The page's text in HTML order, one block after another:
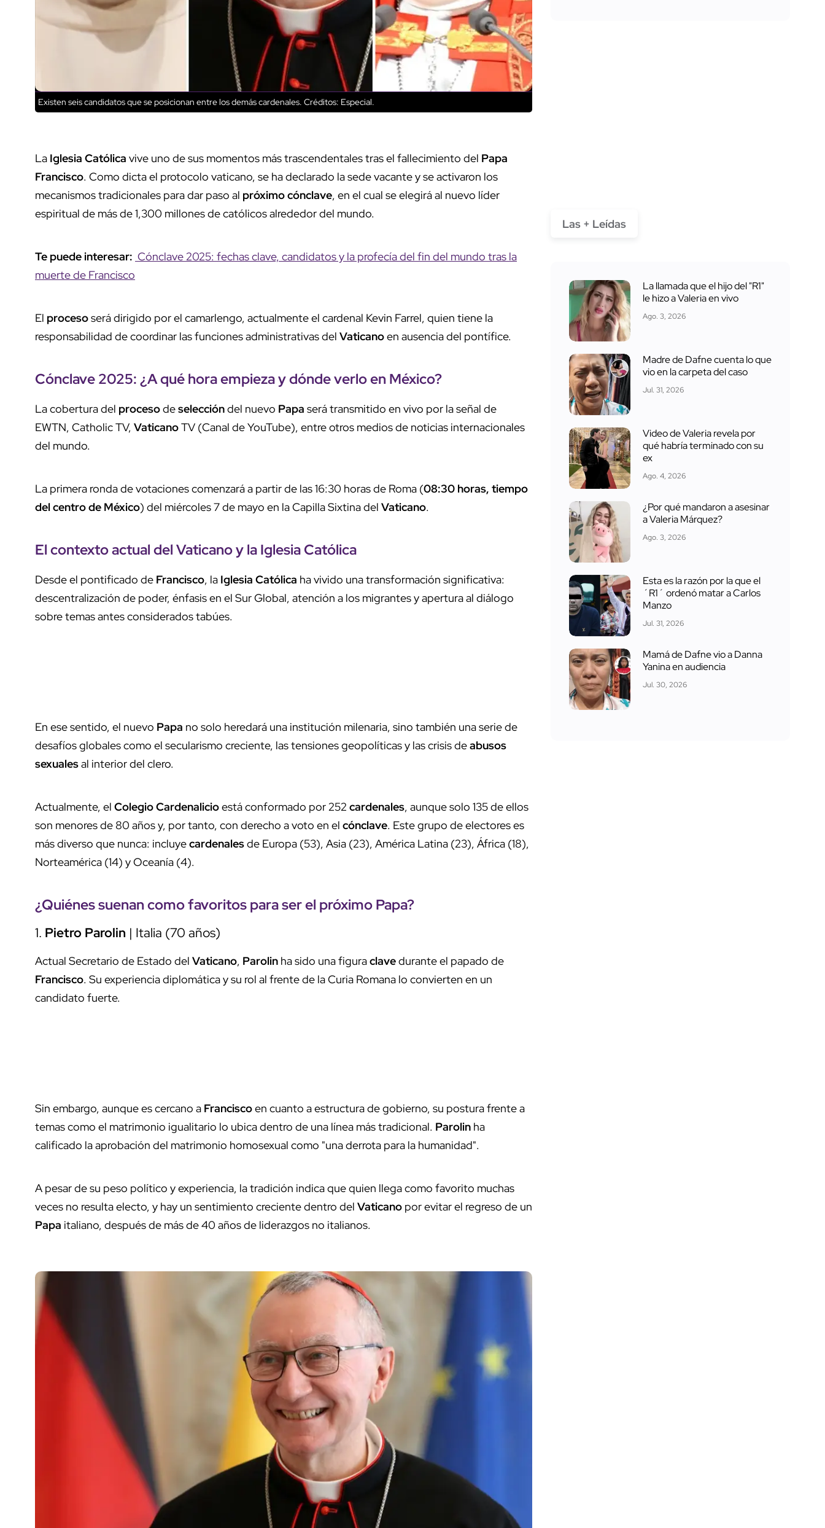
Existen seis candidatos que se posicionan entre los demás cardenales. Créditos: Especial.
La Iglesia Católica vive uno de sus momentos más trascendentales tras el fallecimiento del Papa
Francisco. Como dicta el protocolo vaticano, se ha declarado la sede vacante y se activaron los
mecanismos tradicionales para dar paso al próximocónclave, en el cual se elegirá al nuevo líder
espiritual de más de 1,300 millones de católicos alrededor del mundo.
Te puede interesar: Cónclave 2025: fechas clave, candidatos y la profecía del fin del mundo tras la
muerte de Francisco
El procesoserá dirigido por el camarlengo, actualmente el cardenal Kevin Farrel, quien tiene la
responsabilidad de coordinar las funciones administrativas del Vaticanoen ausencia del pontífice.
Cónclave2025: ¿A qué hora empieza y dónde verlo en México?
La cobertura del procesodeseleccióndel nuevo Papa será transmitido en vivo por la señal de
EWTN, Catholic TV, VaticanoTV (Canal de YouTube), entre otros medios de noticias internacionales
del mundo.
La primera ronda de votaciones comenzará a partir de las 16:30 horas de Roma (08:30 horas, tiempo
del centro de México) del miércoles 7 de mayo en la Capilla Sixtina del Vaticano.
El contexto actual delVaticanoy laIglesiaCatólica
Desde el pontificado de Francisco, la Iglesia Católica ha vivido una transformación significativa:
descentralización de poder, énfasis en el Sur Global, atención a los migrantes y apertura al diálogo
sobre temas antes considerados tabúes.
En ese sentido, el nuevo Papa no solo heredará una institución milenaria, sino también una serie de
desafíos globales como el secularismo creciente, las tensiones geopolíticas y las crisis deabusos
sexualesal interior del clero.
Actualmente, el ColegioCardenalicioestá conformado por 252 cardenales, aunque solo 135 de ellos
son menores de 80 años y, por tanto, con derecho a voto en el cónclave. Este grupo de electores es
más diverso que nunca: incluyecardenalesde Europa (53), Asia (23), América Latina (23), África (18),
Norteamérica (14) y Oceanía (4).
¿Quiénes suenan comofavoritospara ser el próximoPapa?
1. Pietro Parolin | Italia (70 años)
Actual Secretario de Estado del Vaticano, Parolin ha sido una figuraclavedurante el papado de
Francisco. Su experiencia diplomática y su rol al frente de la Curia Romana lo convierten en un
candidato fuerte.
Sin embargo, aunque es cercano a Franciscoen cuanto a estructura de gobierno, su postura frente a
temas como el matrimonio igualitario lo ubica dentro de una línea más tradicional. Parolin ha
calificado la aprobación del matrimonio homosexual como "una derrota para la humanidad".
A pesar de su peso político y experiencia, la tradición indica que quien llega como favorito muchas
veces no resulta electo, y hay un sentimiento creciente dentro del Vaticano por evitar el regreso de un
Papa italiano, después de más de 40 años de liderazgos no italianos.
Las + Leídas
La llamada que el hijo del "R1"
le hizo a Valeria en vivo
Ago. 3, 2026
Madre de Dafne cuenta lo que
vio en la carpeta del caso
Jul. 31, 2026
Video de Valeria revela por
qué habría terminado con su
ex
Ago. 4, 2026
¿Por qué mandaron a asesinar
a Valeria Márquez?
Ago. 3, 2026
Esta es la razón por la que el
´R1´ ordenó matar a Carlos
Manzo
Jul. 31, 2026
Mamá de Dafne vio a Danna
Yanina en audiencia
Jul. 30, 2026